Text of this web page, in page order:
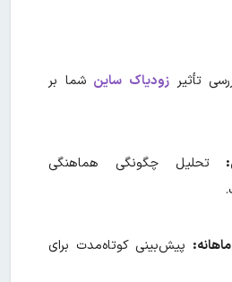
تأثیر زودیاک ساین شما بر
: تحلیل چگونگی هماهنگی
: پیش‌بینی کوتاه‌مدت برای